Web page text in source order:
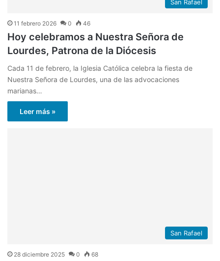
San Rafael
11 febrero 2026 0 46
Hoy celebramos a Nuestra Señora de
Lourdes, Patrona de la Diócesis
Cada 11 de febrero, la Iglesia Católica celebra la fiesta de
Nuestra Señora de Lourdes, una de las advocaciones
marianas…
Leer más »
San Rafael
28 diciembre 2025 0 68